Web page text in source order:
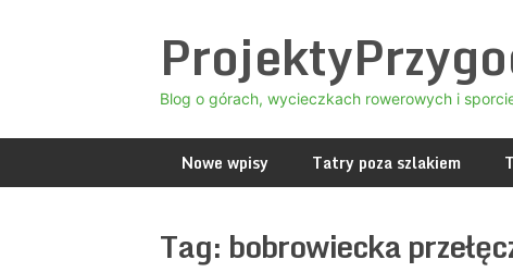
Blog o górach, wycieczkach rowerowych i
Nowe wpisy Tatry poza szlakiem
Tag: bobrowiecka